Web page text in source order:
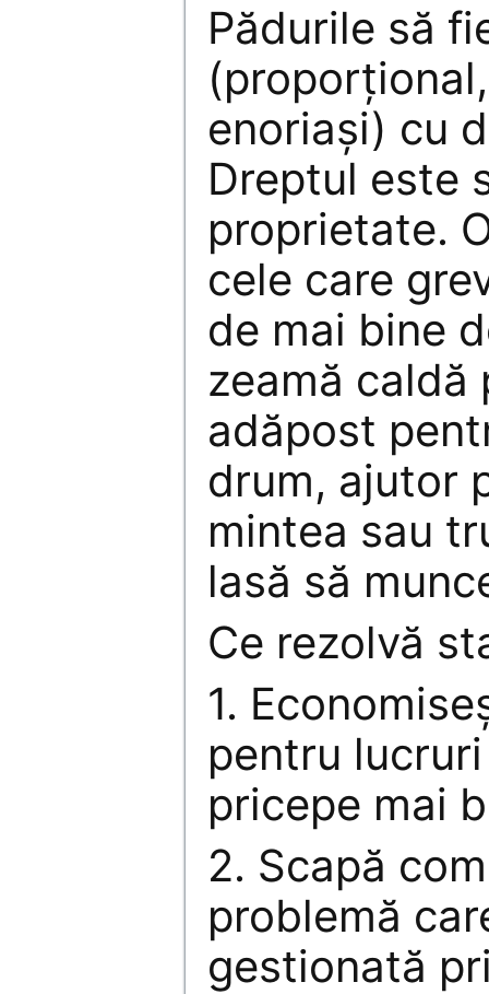
Pădurile să
enoriaşi) cu
Dreptul este
proprietate.
cele care
de mai bine
zeamă
adăpost
drum, ajutor
mintea sau
lasă să
Ce rezolvă
1.
pentru
pricepe mai
2. Scapă
problemă
gestionată